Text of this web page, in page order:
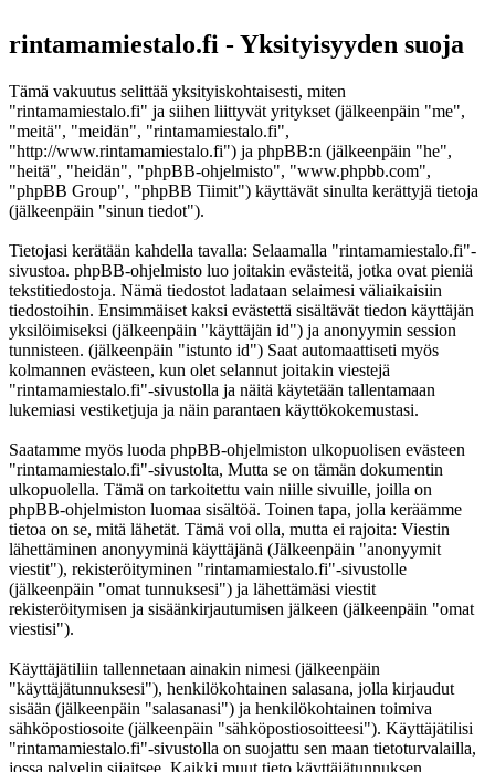
rintamamiestalo.fi - Yksityisyyden suoja
Tämä vakuutus selittää yksityiskohtaisesti, miten
"rintamamiestalo.fi" ja siihen liittyvät yritykset (jälkeenpäin "me",
"meitä", "meidän", "rintamamiestalo.fi",
"http://www.rintamamiestalo.fi") ja phpBB:n (jälkeenpäin "he",
"heitä", "heidän", "phpBB-ohjelmisto", "www.phpbb.com",
"phpBB Group", "phpBB Tiimit") käyttävät sinulta kerättyjä tietoja
(jälkeenpäin "sinun tiedot").
Tietojasi kerätään kahdella tavalla: Selaamalla "rintamamiestalo.fi"-
sivustoa. phpBB-ohjelmisto luo joitakin evästeitä, jotka ovat pieniä
tekstitiedostoja. Nämä tiedostot ladataan selaimesi väliaikaisiin
tiedostoihin. Ensimmäiset kaksi evästettä sisältävät tiedon käyttäjän
yksilöimiseksi (jälkeenpäin "käyttäjän id") ja anonyymin session
tunnisteen. (jälkeenpäin "istunto id") Saat automaattiseti myös
kolmannen evästeen, kun olet selannut joitakin viestejä
"rintamamiestalo.fi"-sivustolla ja näitä käytetään tallentamaan
lukemiasi vestiketjuja ja näin parantaen käyttökokemustasi.
Saatamme myös luoda phpBB-ohjelmiston ulkopuolisen evästeen
"rintamamiestalo.fi"-sivustolta, Mutta se on tämän dokumentin
ulkopuolella. Tämä on tarkoitettu vain niille sivuille, joilla on
phpBB-ohjelmiston luomaa sisältöä. Toinen tapa, jolla keräämme
tietoa on se, mitä lähetät. Tämä voi olla, mutta ei rajoita: Viestin
lähettäminen anonyyminä käyttäjänä (Jälkeenpäin "anonyymit
viestit"), rekisteröityminen "rintamamiestalo.fi"-sivustolle
(jälkeenpäin "omat tunnuksesi") ja lähettämäsi viestit
rekisteröitymisen ja sisäänkirjautumisen jälkeen (jälkeenpäin "omat
viestisi").
Käyttäjätiliin tallennetaan ainakin nimesi (jälkeenpäin
"käyttäjätunnuksesi"), henkilökohtainen salasana, jolla kirjaudut
sisään (jälkeenpäin "salasanasi") ja henkilökohtainen toimiva
sähköpostiosoite (jälkeenpäin "sähköpostiosoitteesi"). Käyttäjätilisi
"rintamamiestalo.fi"-sivustolla on suojattu sen maan tietoturvalailla,